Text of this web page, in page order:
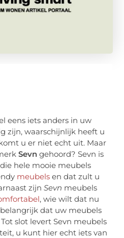
eens iets anders in uw
zijn, waarschijnlijk heeft u
u er niet echt uit. Maar
Sevn gehoord? Sevn is
hele mooie meubels
meubels en dat zult u
zijnSevn meubels
, wie wilt dat nu
dat uw meubels
slot levert Sevn meubels
u kunt hier echt iets van